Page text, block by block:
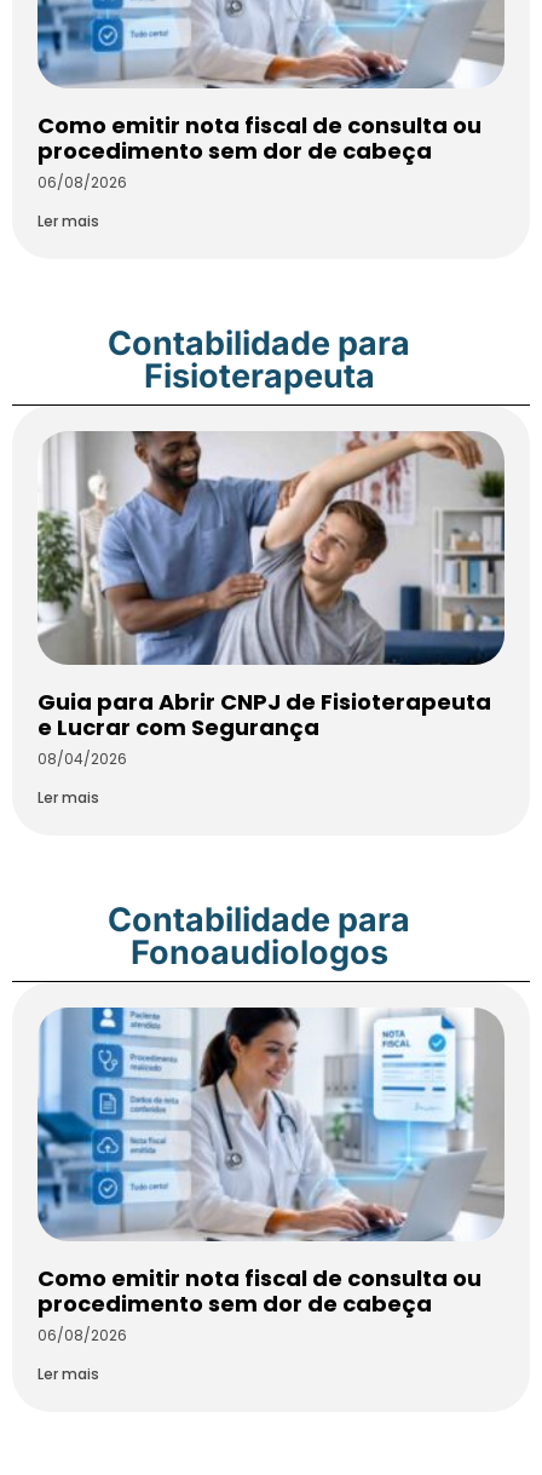
Como emitir nota fiscal de consulta ou
procedimento sem dor de cabeça
06/08/2026
Ler mais
Contabilidade para
Fisioterapeuta
Guia para Abrir CNPJ de Fisioterapeuta
e Lucrar com Segurança
08/04/2026
Ler mais
Contabilidade para
Fonoaudiologos
Como emitir nota fiscal de consulta ou
procedimento sem dor de cabeça
06/08/2026
Ler mais